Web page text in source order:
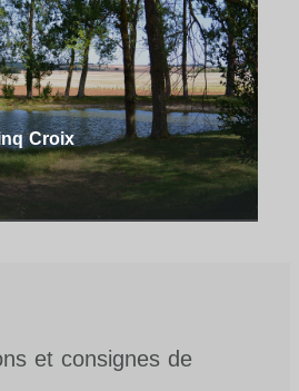
Croix
et consignes de